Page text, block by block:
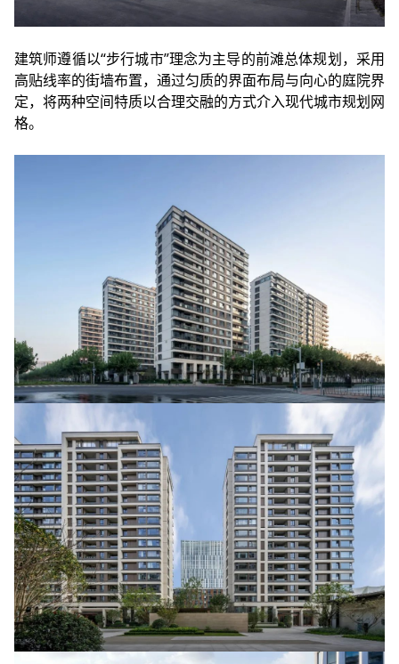
建筑师遵循以“步行城市”理念为主导的前滩总体规划，采用
高贴线率的街墙布置，通过匀质的界面布局与向心的庭院界
定，将两种空间特质以合理交融的方式介入现代城市规划网
格。